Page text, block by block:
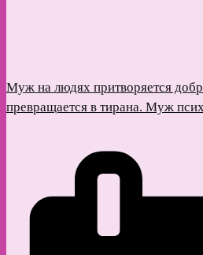
Муж на людях притворяется
превращается в тирана. Муж